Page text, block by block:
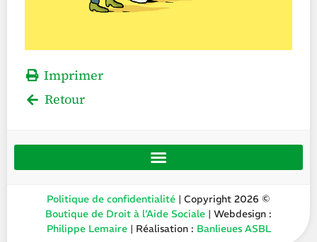
Imprimer
Retour
Politique de confidentialité | Copyright 2026 ©
Boutique de Droit à l’Aide Sociale | Webdesign :
Philippe Lemaire| Réalisation : Banlieues ASBL